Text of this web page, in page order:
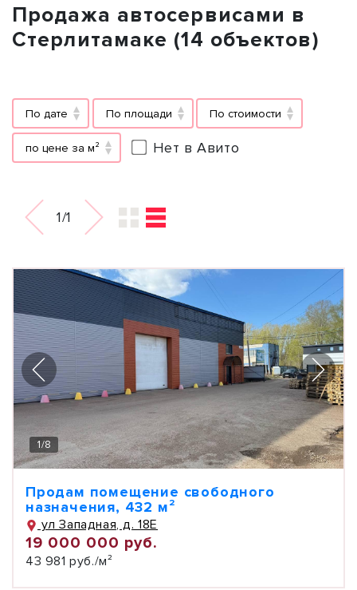
Продажа автосервисами в
Стерлитамаке (14 объектов)
По дате По площади По стоимости
по цене за м² Нет в Авито
1/1
1/8
Продам помещение свободного
назначения, 432 м²
ул Западная, д. 18Е
19 000 000 руб.
43 981 руб./м²